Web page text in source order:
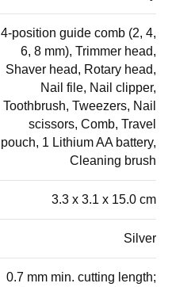
4-position guide comb (2, 4,
6, 8 mm), Trimmer head,
Shaver head, Rotary head,
Nail file, Nail clipper,
Toothbrush, Tweezers, Nail
scissors, Comb, Travel
pouch, 1 Lithium AA battery,
Cleaning brush
3.3 x 3.1 x 15.0 cm
Silver
0.7 mm min. cutting length;